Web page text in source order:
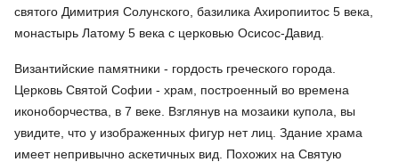
святого Димитрия Солунского, базилика Ахиропиитос 5 века,
монастырь Латому 5 века с церковью Осисос-Давид.
Византийские памятники - гордость греческого города.
Церковь Святой Софии - храм, построенный во времена
иконоборчества, в 7 веке. Взглянув на мозаики купола, вы
увидите, что у изображенных фигур нет лиц. Здание храма
имеет непривычно аскетичных вид. Похожих на Святую